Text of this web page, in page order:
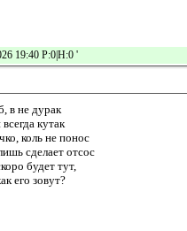
19:40 Р:0|Н:0 '
в не дурак
кутак
коль не понос
сделает отсос
будет тут,
его зовут?